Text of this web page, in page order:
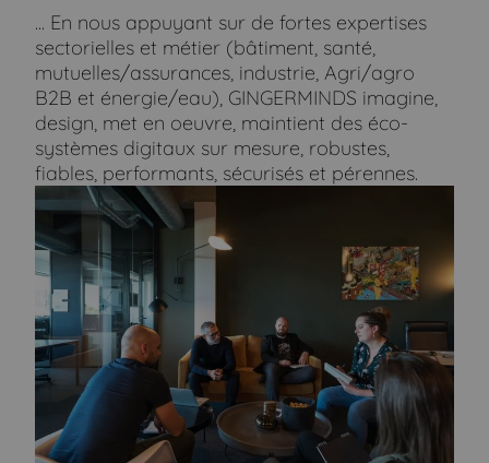
... En nous appuyant sur de fortes expertises
sectorielles et métier (bâtiment, santé,
mutuelles/assurances, industrie, Agri/agro
B2B et énergie/eau), GINGERMINDS imagine,
design, met en oeuvre, maintient des éco-
systèmes digitaux sur mesure, robustes,
fiables, performants, sécurisés et pérennes.